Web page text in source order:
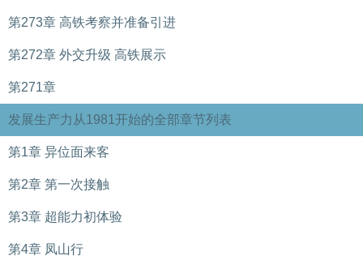
第273章 高铁考察并准备引进
第272章 外交升级 高铁展示
第271章
发展生产力从1981开始的全部章节列表
第1章 异位面来客
第2章 第一次接触
第3章 超能力初体验
第4章 凤山行